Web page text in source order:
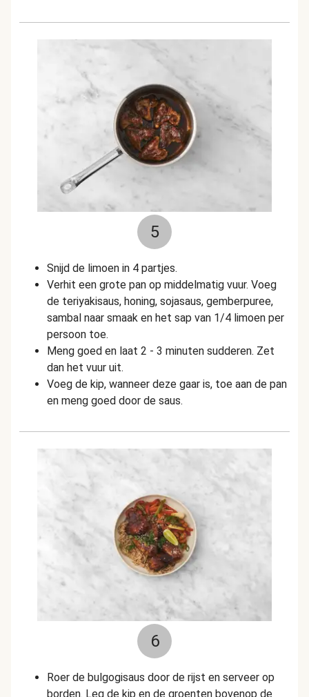
5
Snijd de limoen in 4 partjes.
Verhit een grote pan op middelmatig vuur. Voeg
de teriyakisaus, honing, sojasaus, gemberpuree,
sambal naar smaak en het sap van 1/4 limoen per
persoon toe.
Meng goed en laat 2 - 3 minuten sudderen. Zet
dan het vuur uit.
Voeg de kip, wanneer deze gaar is, toe aan de pan
en meng goed door de saus.
6
Roer de bulgogisaus door de rijst en serveer op
borden. Leg de kip en de groenten bovenop de